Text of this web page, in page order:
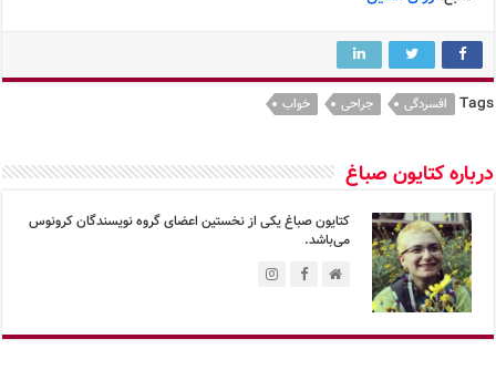
Tags افسردگی جراحی خواب
درباره کتایون صباغ
کتایون صباغ یکی از نخستین اعضای گروه نویسندگان کرونوس
می‌باشد.